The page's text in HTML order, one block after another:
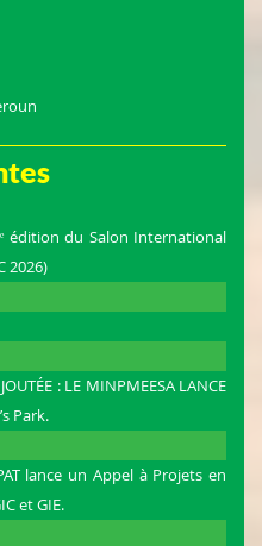
édition du Salon International
2026)
: LE MINPMEESA LANCE
Park.
lance un Appel à Projets en
et GIE.